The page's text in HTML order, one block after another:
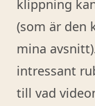
klippning
(som är den
mina
intressant
till vad